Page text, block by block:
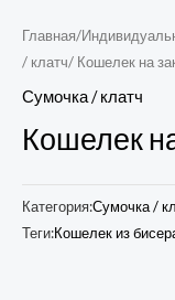
Главная/
/ клатч/ Кошелек на
Сумочка / клатч
Кошелек
Категория:Сумочка /
Теги:Кошелек из